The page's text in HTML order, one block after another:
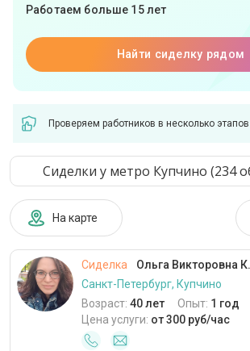
Работаем больше 15 лет
Найти сиделку рядом
Проверяем работников в несколько этапов
Сиделки у метро Купчино (234
На карте
Сиделка Ольга Викторовна К.
Санкт-Петербург, Купчино
Возраст: 40 лет Опыт: 1 год
Цена услуги: от 300 руб/час